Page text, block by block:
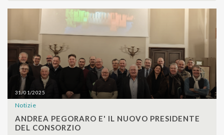
31/01/2025
Notizie
ANDREA PEGORARO E' IL NUOVO PRESIDENTE
DEL CONSORZIO